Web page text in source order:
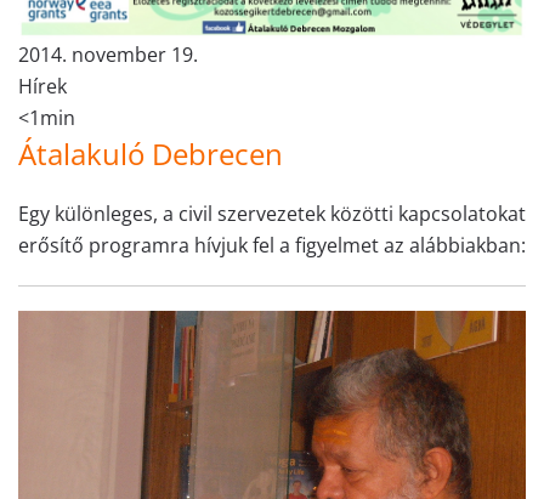
2014. november 19.
Hírek
<1min
Átalakuló Debrecen
Egy különleges, a civil szervezetek közötti kapcsolatokat
erősítő programra hívjuk fel a figyelmet az alábbiakban: